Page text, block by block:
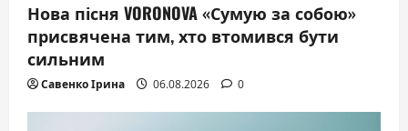
Нова пісня VORONOVA «Сумую за собою»
присвячена тим, хто втомився бути
сильним
Савенко Ірина 06.08.2026 0